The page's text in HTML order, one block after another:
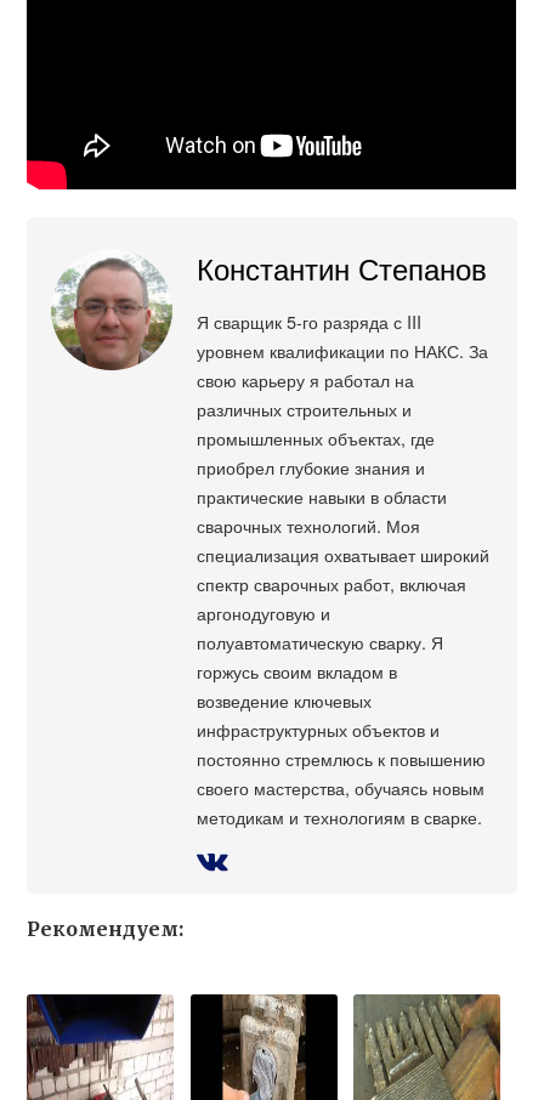
Константин Степанов
Я сварщик 5-го разряда с III
уровнем квалификации по НАКС. За
свою карьеру я работал на
различных строительных и
промышленных объектах, где
приобрел глубокие знания и
практические навыки в области
сварочных технологий. Моя
специализация охватывает широкий
спектр сварочных работ, включая
аргонодуговую и
полуавтоматическую сварку. Я
горжусь своим вкладом в
возведение ключевых
инфраструктурных объектов и
постоянно стремлюсь к повышению
своего мастерства, обучаясь новым
методикам и технологиям в сварке.
Рекомендуем: